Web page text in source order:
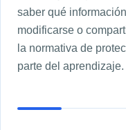
saber qué
modificarse o
la normativa de
parte del aprendizaje.